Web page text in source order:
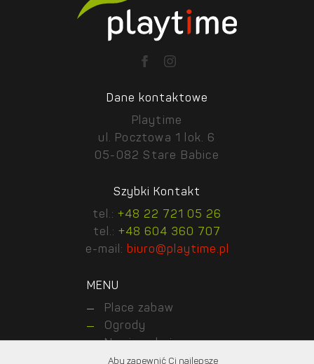
Dane kontaktowe
Playtime
ul. Pocztowa 1 lok. 6
05-082 Stare Babice
Szybki Kontakt
tel.: +48 22 721 05 26
tel.: +48 604 360 707
e-mail: biuro@playtime.pl
MENU
Place zabaw
Ogrody
Nawierzchnie
Realizations
Aby zapewnić Ci najlepsze